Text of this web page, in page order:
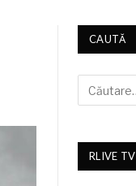
CAUTĂ
RLIVE TV